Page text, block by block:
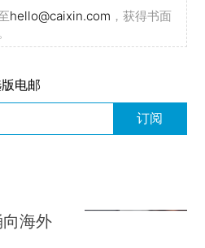
hello@caixin.com ，获得书面
电邮
订阅
海外